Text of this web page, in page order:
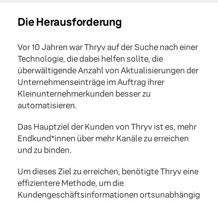
Die Herausforderung
Vor 10 Jahren war Thryv auf der Suche nach einer
Technologie, die dabei helfen sollte, die
überwältigende Anzahl von Aktualisierungen der
Unternehmenseinträge im Auftrag ihrer
Kleinunternehmerkunden besser zu
automatisieren.
Das Hauptziel der Kunden von Thryv ist es, mehr
Endkund*innen über mehr Kanäle zu erreichen
und zu binden.
Um dieses Ziel zu erreichen, benötigte Thryv eine
effizientere Methode, um die
Kundengeschäftsinformationen ortsunabhängig